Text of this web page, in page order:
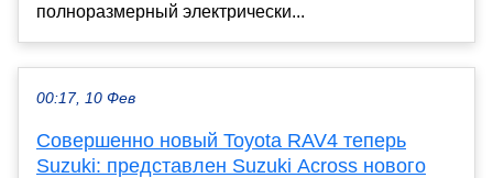
полноразмерный электрически...
00:17, 10 Фев
Совершенно новый Toyota RAV4 теперь
Suzuki: представлен Suzuki Across нового